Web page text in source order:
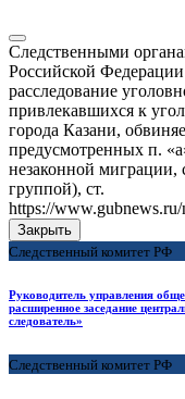
Следственными
Российской
расследование
привлекавшихся к
города Казани,
предусмотренных п.
незаконной миграции,
группой), ст.
https://
Закрыть
Следственный комитет РФ
Руководитель управления
расширенное заседание
следователь»
Следственный комитет РФ